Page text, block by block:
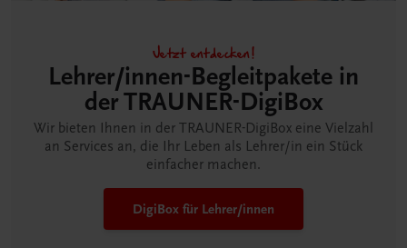
Jetzt entdecken!
Lehrer/innen-Begleitpakete in
der TRAUNER-DigiBox
Wir bieten Ihnen in der TRAUNER-DigiBox eine Vielzahl
an Services an, die Ihr Leben als Lehrer/in ein Stück
einfacher machen.
DigiBox für Lehrer/innen